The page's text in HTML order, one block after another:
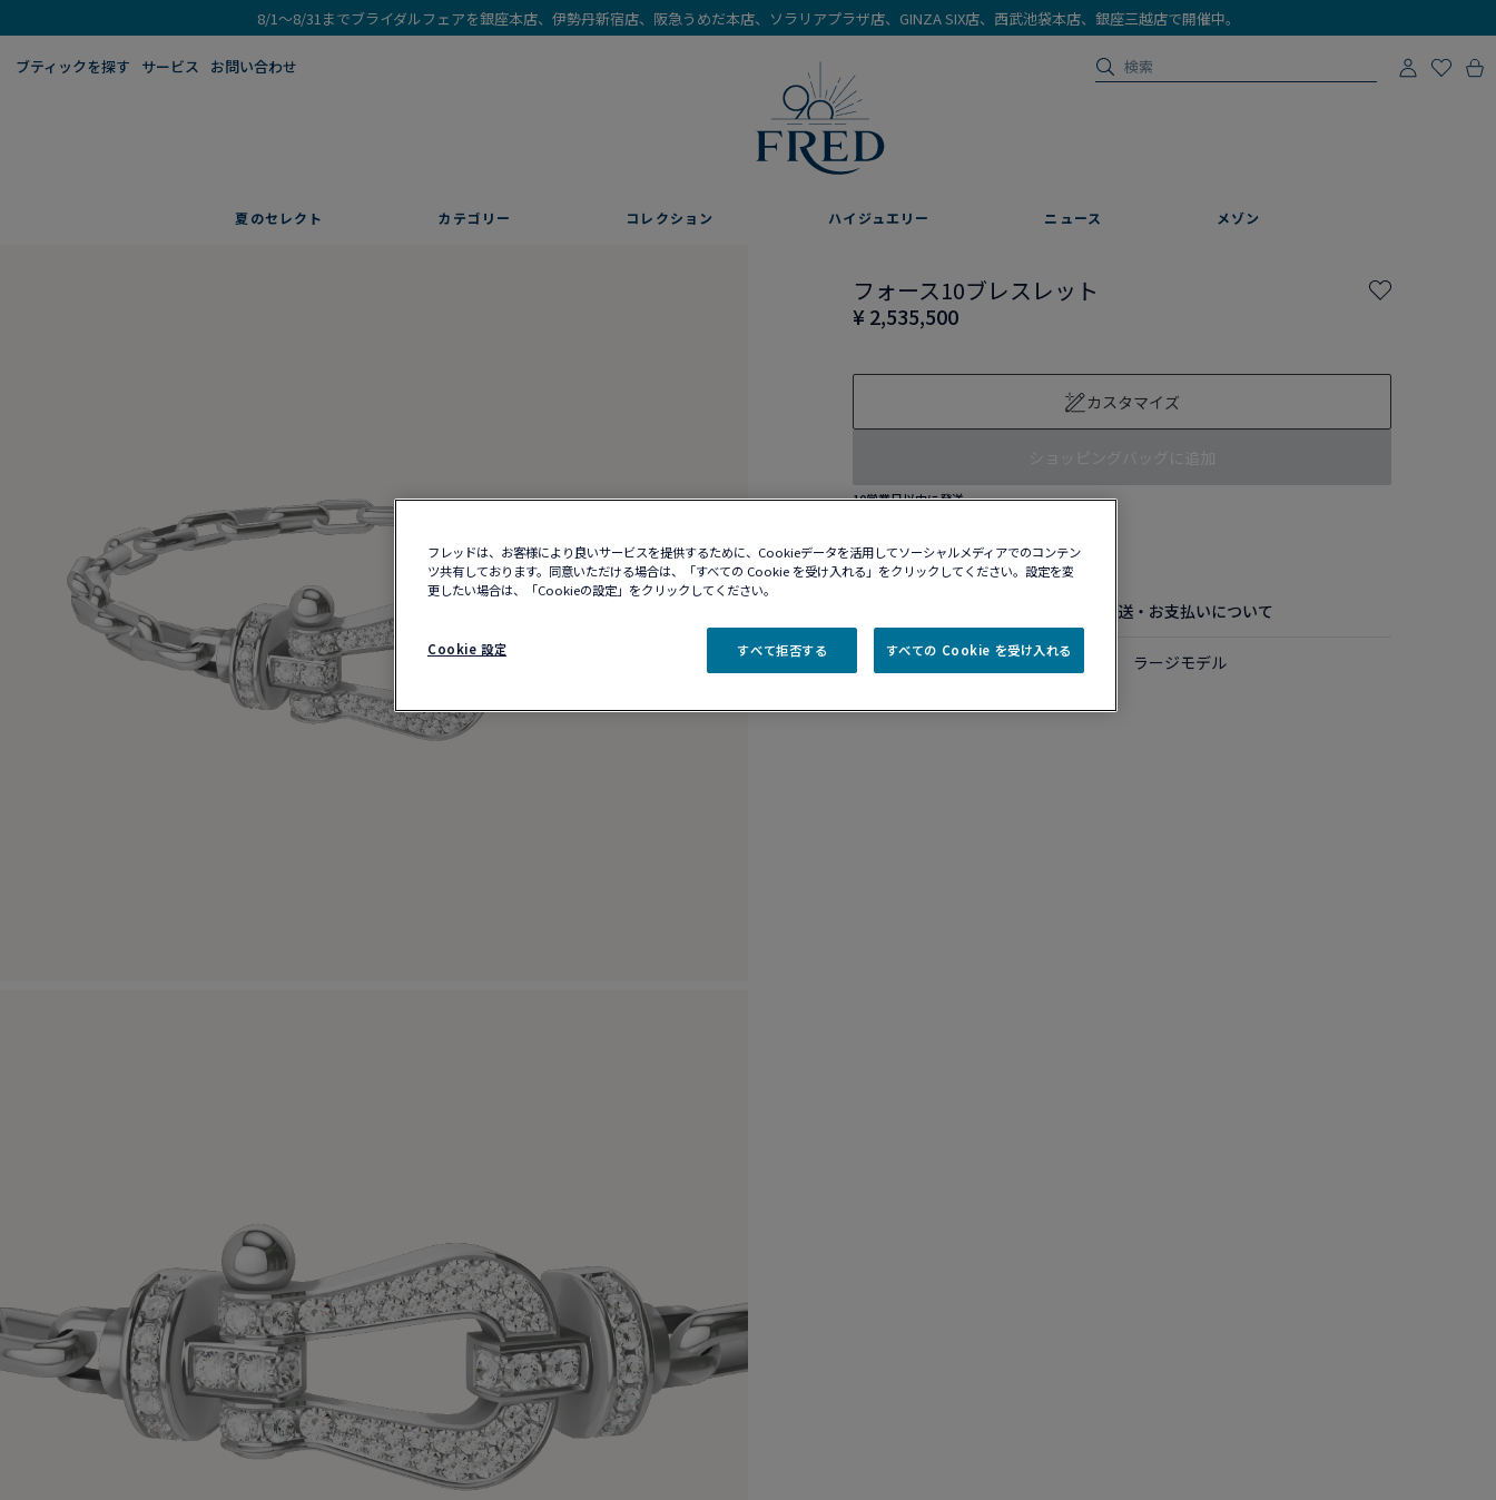
8/1～8/31までブライダルフェアを銀座本店、伊勢丹新宿店、阪急うめだ本店、ソラリアプラザ店、GINZA SIX店、西武池袋本店、銀座三越店で開催中。
ブティックを探す​ サービス お問い合わせ
夏のセレクト カテゴリー コレクション ハイジュエリー ニュース メゾン
フォース10ブレスレット
¥ 2,535,500
カスタマイズ
10営業日以内に発送
配送・お支払いについて
18K ホワイトゴールド ダイアモンド ラージモデル
フレッドは、お客様により良いサービスを提供するために、Cookieデータを活用してソーシャルメディアでのコンテン
ツ共有しております。同意いただける場合は、「すべての Cookie を受け入れる」をクリックしてください。設定を変
更したい場合は、「Cookieの設定」をクリックしてください。
Cookie 設定 すべて拒否する すべての Cookie を受け入れる